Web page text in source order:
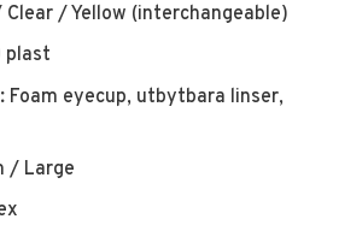
Clear / Yellow (interchangeable)
plast
Foam eyecup, utbytbara linser,
/ Large